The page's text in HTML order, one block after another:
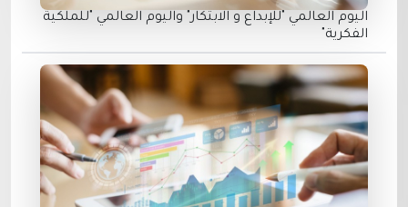
اليوم العالمي "للإبداع و الابتكار" واليوم العالمي "للملكية
الفكرية"